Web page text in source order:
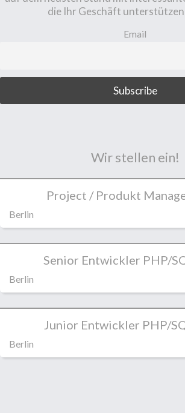
die Ihr Geschäft
Email
Wir stellen ein!
Project / Produkt
Berlin
Senior Entwickler PHP/
Berlin
Junior Entwickler PHP/
Berlin